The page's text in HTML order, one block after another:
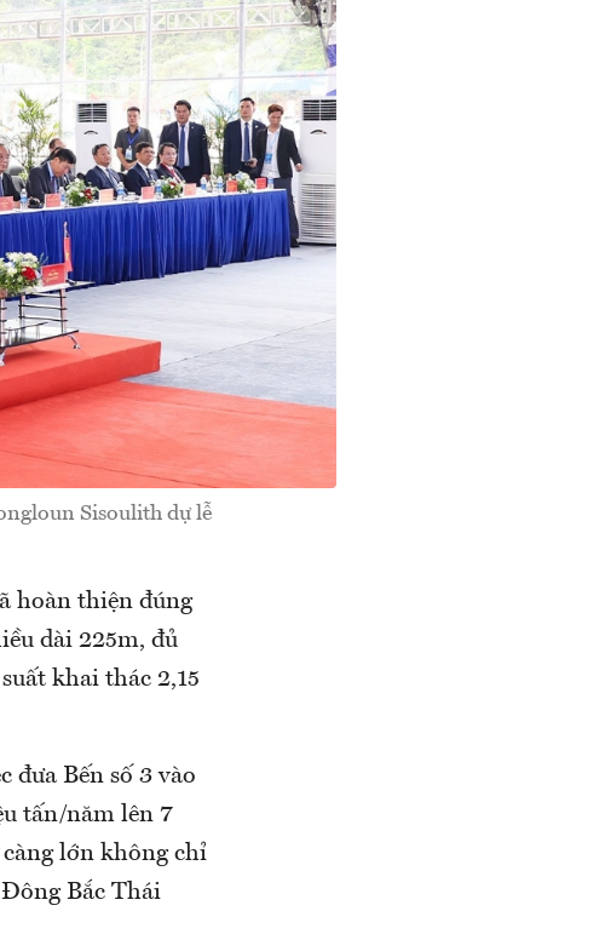
Sisoulith dự lễ
hoàn thiện đúng
dài 225m, đủ
khai thác 2,15
đưa Bến số 3 vào
tấn/năm lên 7
lớn không chỉ
Bắc Thái